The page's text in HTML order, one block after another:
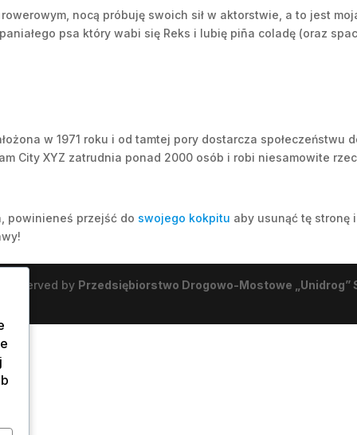
nocą próbuję swoich sił w aktorstwie, a to jest
psa który wabi się Reks i lubię piña coladę (oraz
w 1971 roku i od tamtej pory dostarcza społeczeństwu
City XYZ zatrudnia ponad 2000 osób i robi niesamowite
powinieneś przejść do swojego kokpitu aby usunąć tę stronę
reserved by Przedsiębiorstwo Drogowo-Mostowe „Unidrog”